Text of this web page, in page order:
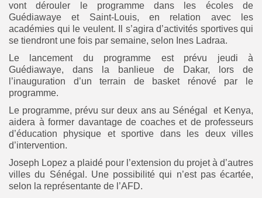
vont dérouler le programme dans les écoles de
Guédiawaye et Saint-Louis, en relation avec les
académies qui le veulent. Il s’agira d’activités sportives qui
se tiendront une fois par semaine, selon Ines Ladraa.
Le lancement du programme est prévu jeudi à
Guédiawaye, dans la banlieue de Dakar, lors de
l’inauguration d’un terrain de basket rénové par le
programme.
Le programme, prévu sur deux ans au Sénégal et Kenya,
aidera à former davantage de coaches et de professeurs
d’éducation physique et sportive dans les deux villes
d’intervention.
Joseph Lopez a plaidé pour l’extension du projet à d’autres
villes du Sénégal. Une possibilité qui n’est pas écartée,
selon la représentante de l’AFD.